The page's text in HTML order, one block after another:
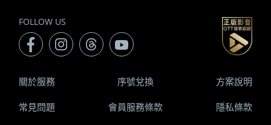
FOLLOW US
關於服務 序號兌換 方案說明
常見問題 會員服務條款 隱私條款